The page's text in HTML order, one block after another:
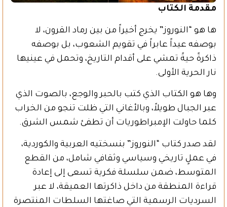
مقدمة الكتاب
ها هو “النوروز” يخرج أخيراً من بين رماد القرون، لا
بوصفه عيداً عابراً في تقويم الشعوب، بل بوصفه
ذاكرةً حيةً تمشي على أقدام التاريخ، وتحمل في عينيها
نار الحرية الأولى.
وها هو الكتاب الذي كتب بالحبر والوجع، بالصوت الذي
عبر الجبال طويلاً، وبالأغاني التي ظلت تنجو من الخراب
كلما حاولت الإمبراطوريات أن تطفئ شمس الشرق.
لقد صدر كتاب “النوروز” بنسختيه العربية والكوردية،
في عملٍ تاريخي وسياسي وثقافي شامل، من القطع
المتوسط، ضمن سلسلة فكرية تسعى إلى إعادة
قراءة المنطقة من داخل ذاكرتها العميقة، لا عبر
السرديات الرسمية التي صاغتها السلطات المنتصرة